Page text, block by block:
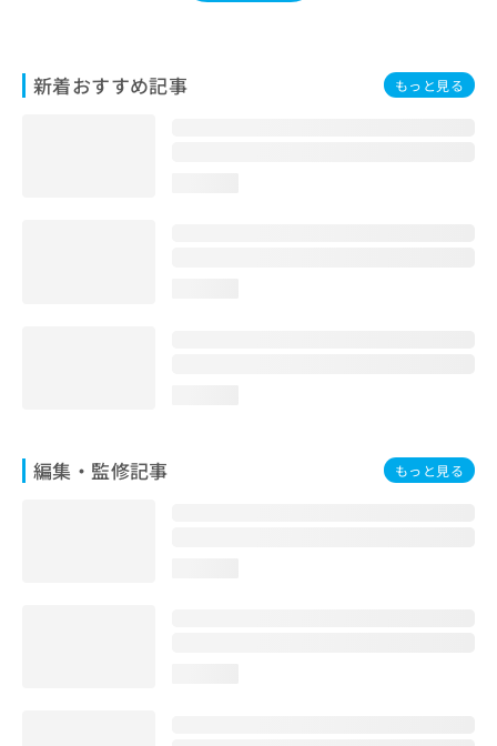
新着おすすめ記事 もっと見る
編集・監修記事 もっと見る
合